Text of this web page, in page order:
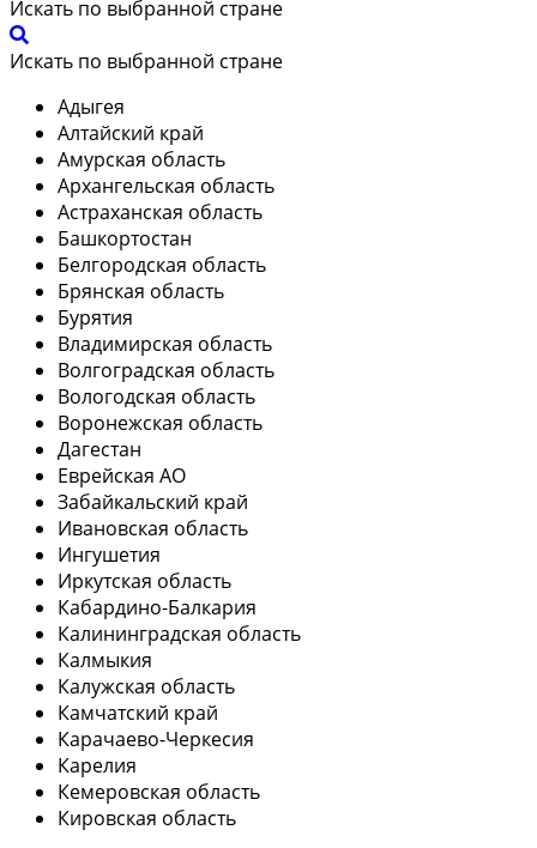
Искать по выбранной стране
Искать по выбранной стране
Адыгея
Алтайский край
Амурская область
Архангельская область
Астраханская область
Башкортостан
Белгородская область
Брянская область
Бурятия
Владимирская область
Волгоградская область
Вологодская область
Воронежская область
Дагестан
Еврейская АО
Забайкальский край
Ивановская область
Ингушетия
Иркутская область
Кабардино-Балкария
Калининградская область
Калмыкия
Калужская область
Камчатский край
Карачаево-Черкесия
Карелия
Кемеровская область
Кировская область